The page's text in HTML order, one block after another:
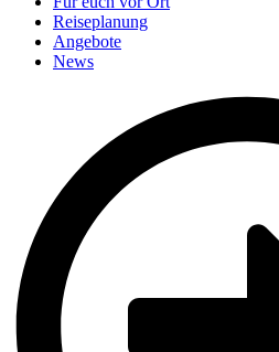
Reiseplanung
Angebote
News